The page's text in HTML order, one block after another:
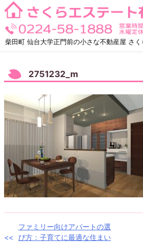
Skip
to
content
柴田町 仙台大学正門前の小さな不動産屋 さく
2751232_m
ファミリー向けアパートの選
び方：子育てに最適な住まい